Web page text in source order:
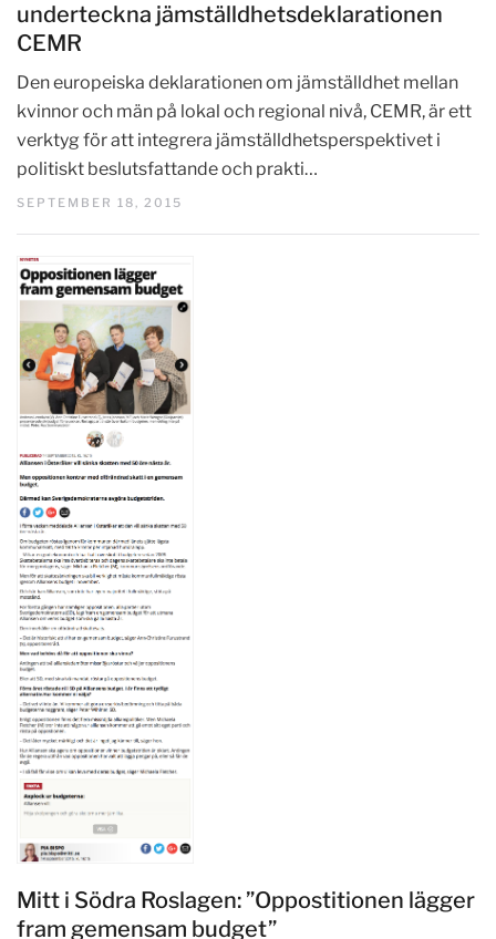
underteckna jämställdhetsdeklarationen
CEMR
Den europeiska deklarationen om jämställdhet mellan
kvinnor och män på lokal och regional nivå, CEMR, är ett
verktyg för att integrera jämställdhetsperspektivet i
politiskt beslutsfattande och prakti…
SEPTEMBER 18, 2015
Mitt i Södra Roslagen: ”Oppostitionen lägger
fram gemensam budget”